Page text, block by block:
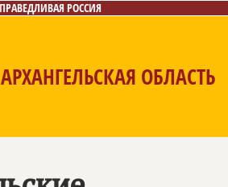
РОССИЯ
АРХАНГЕЛЬСКАЯ ОБЛАСТЬ